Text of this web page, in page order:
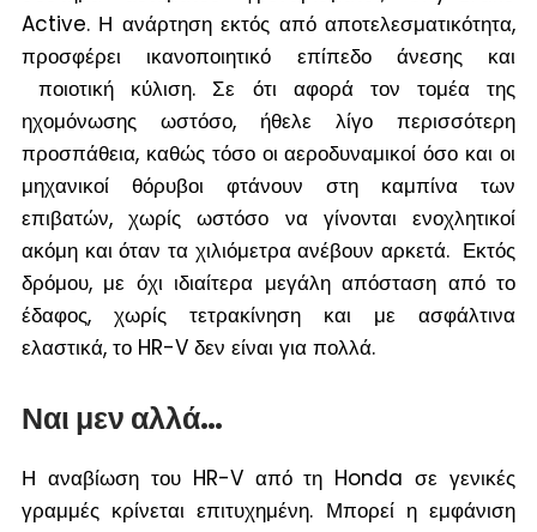
Active. Η ανάρτηση εκτός από αποτελεσματικότητα,
προσφέρει ικανοποιητικό επίπεδο άνεσης και
ποιοτική κύλιση. Σε ότι αφορά τον τομέα της
ηχομόνωσης ωστόσο, ήθελε λίγο περισσότερη
προσπάθεια, καθώςτόσο οι αεροδυναμικοί όσο και οι
μηχανικοί θόρυβοι φτάνουν στη καμπίνα των
επιβατών, χωρίς ωστόσο να γίνονται ενοχλητικοί
ακόμη και όταν τα χιλιόμετρα ανέβουν αρκετά. Εκτός
δρόμου, με όχι ιδιαίτερα μεγάλη απόσταση από το
έδαφος, χωρίς τετρακίνηση και με ασφάλτινα
ελαστικά, το HR-V δεν είναι για πολλά.
Ναι μεν αλλά…
Η αναβίωση του HR-V από τη Honda σε γενικές
γραμμές κρίνεται επιτυχημένη. Μπορεί η εμφάνιση